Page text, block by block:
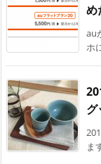
め
au
ホ
グ
ま